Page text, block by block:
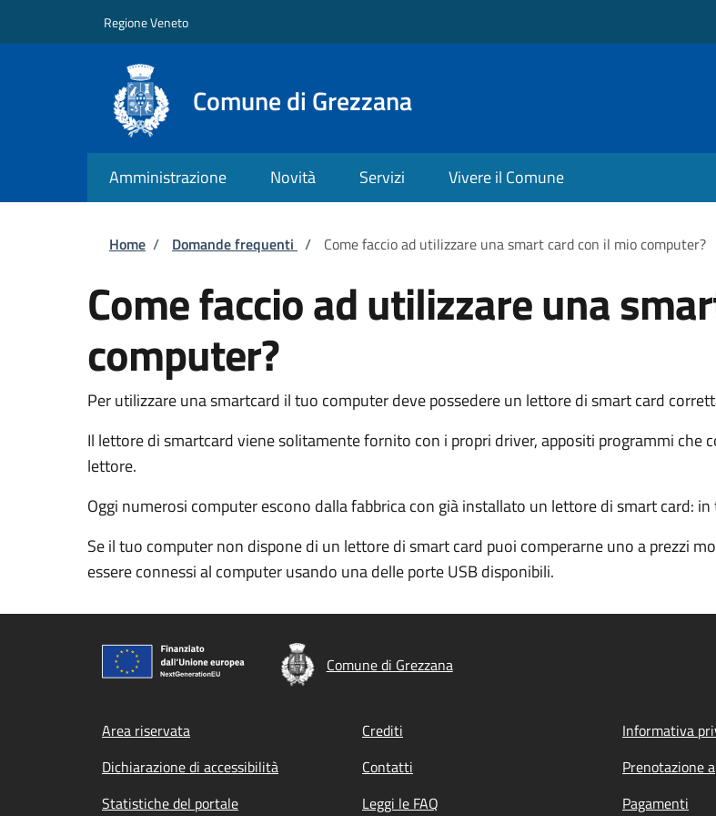
Regione Veneto
Comune di Grezzana
Amministrazione Novità Servizi Vivere il Comune
Briciole di pane
Home / Domande frequenti / Come faccio ad utilizzare una smart card con il mio computer?
Come faccio ad utilizzare una
computer?
Per utilizzare una smartcard il tuo computer deve possedere un lettore di smart card
Il lettore di smartcard viene solitamente fornito con i propri driver, appositi programmi
lettore.
Oggi numerosi computer escono dalla fabbrica con già installato un lettore di smart card:
Se il tuo computer non dispone di un lettore di smart card puoi comperarne uno a prezzi
essere connessi al computer usando una delle porte USB disponibili.
Comune di Grezzana
Footer menu
Area riservata Crediti Informativa
Dichiarazione di accessibilità
Contatti Prenotazione
Statistiche del portale
Leggi le FAQ Pagamenti